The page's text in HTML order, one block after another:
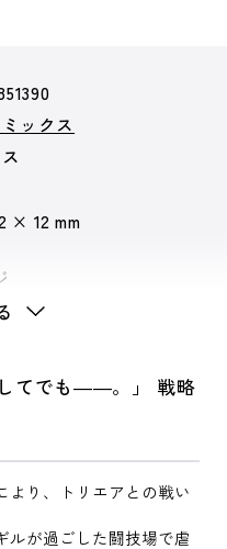
ックス
× 12 mm
してでも――。」 戦略
より、トリエアとの戦い
ルが過ごした闘技場で虐